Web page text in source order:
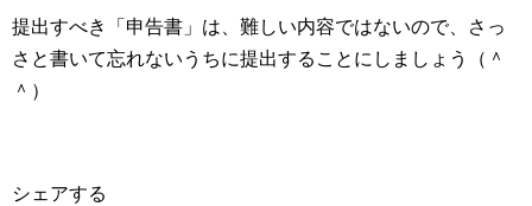
提出すべき「申告書」は、難しい内容ではないので、さっ
さと書いて忘れないうちに提出することにしましょう（＾
＾）
シェアする